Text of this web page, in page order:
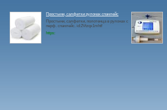
Простыни, салфетки рулонах спанлейс
Простыни, салфетки, полотенца в рулонах с
перф. спанлейс. id:2Vtzqx1mhtf
https: